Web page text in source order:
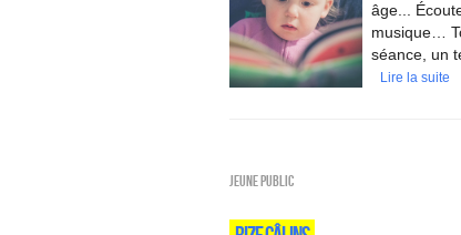
âge...
musique…
séance, un
Lire la suite
Jeune public